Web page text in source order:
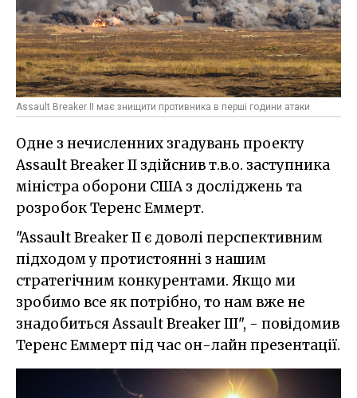
Assault Breaker II має знищити противника в перші години атаки
Одне з нечисленних згадувань проекту
Assault Breaker II здійснив т.в.о. заступника
міністра оборони США з досліджень та
розробок Теренс Еммерт.
"Assault Breaker II є доволі перспективним
підходом у протистоянні з нашим
стратегічним конкурентами. Якщо ми
зробимо все як потрібно, то нам вже не
знадобиться Assault Breaker III", - повідомив
Теренс Еммерт під час он-лайн презентації.